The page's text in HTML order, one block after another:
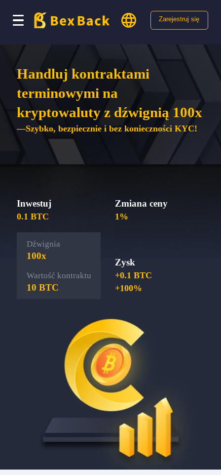
Zarejestruj się
Handluj kontraktami
terminowymi na
kryptowaluty z dźwignią 100x
—Szybko, bezpiecznie i bez konieczności KYC!
Inwestuj
0.1 BTC
Dźwignia
100x
Wartość kontraktu
10 BTC
Zmiana ceny
1%
Zysk
+0.1 BTC
+100%